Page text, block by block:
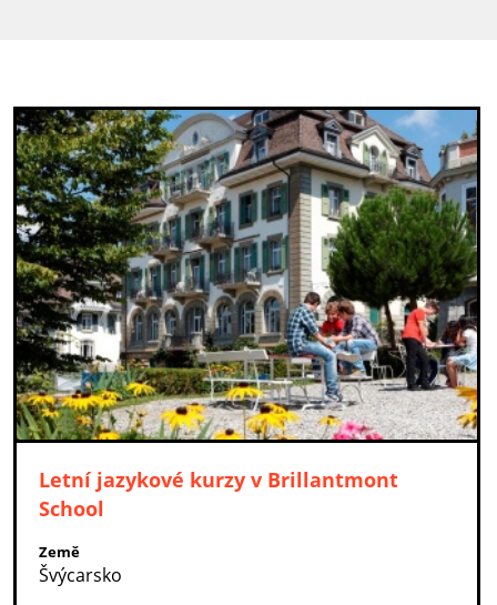
Letní jazykové kurzy v Brillantmont
School
Země
Švýcarsko